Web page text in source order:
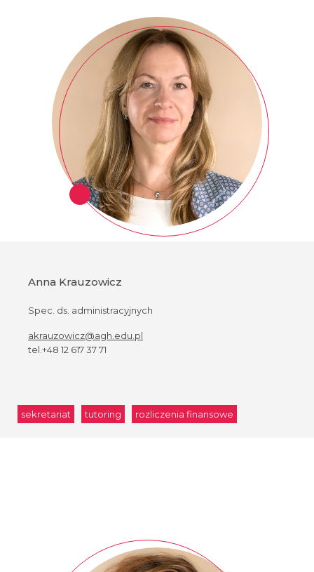
sekretariat tutoring rozliczenia finansowe
Anna Krauzowicz
Spec. ds. administracyjnych
akrauzowicz@agh.edu.pl
tel.+48 12 617 37 71